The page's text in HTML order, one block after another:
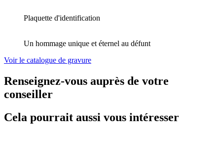
Plaquette d'identification
Un hommage unique et éternel au défunt
Voir le catalogue de gravure
Renseignez-vous auprès de votre
conseiller
Cela pourrait aussi vous intéresser